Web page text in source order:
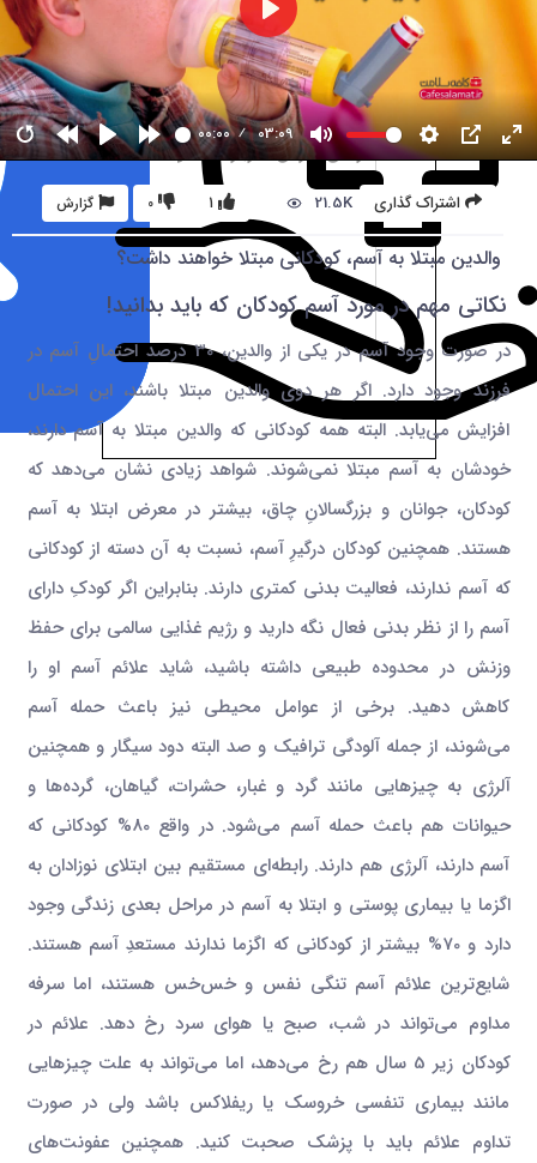
00:00 03:09
اشتراک گذاری 21.5K گزارش 0 1
والدین مبتلا به آسم، کودکانی مبتلا خواهند داشت؟
نکاتی مهم در مورد آسم کودکان که باید بدانید!
در صورت وجود آسم در یکی از والدین، 30 درصد احتمالِ آسم در
فرزند وجود دارد. اگر هر دوی والدین مبتلا باشند، این احتمال
افزایش می‌یابد. البته همه کودکانی که والدین مبتلا به آسم دارند،
خودشان به آسم مبتلا نمی‌شوند. شواهد زیادی نشان می‌دهد که
کودکان، جوانان و بزرگسالانِ چاق، بیشتر در معرض ابتلا به آسم‌
هستند. همچنین کودکان درگیرِ آسم، نسبت به آن دسته از کودکانی
که آسم ندارند، فعالیت بدنی کمتری دارند. بنابراین اگر کودکِ دارای
آسم را از نظر بدنی فعال نگه دارید و رژیم غذایی سالمی برای حفظ
وزنش در محدوده طبیعی داشته باشید، شاید علائم آسم او را
کاهش دهید. برخی از عوامل محیطی نیز باعث حمله آسم
می‌شوند، از جمله آلودگی ترافیک و صد البته دود سیگار و همچنین
آلرژی به چیزهایی مانند گرد و غبار، حشرات، گیاهان، گرده‌ها و
حیوانات هم باعث حمله آسم می‌شود. در واقع 80% کودکانی که
آسم دارند، آلرژی هم دارند. رابطه‌ای مستقیم بین ابتلای نوزادان به
اگزما یا بیماری پوستی و ابتلا به آسم در مراحل بعدی زندگی وجود
دارد و 70% بیشتر از کودکانی که اگزما ندارند مستعدِ آسم هستند.
شایع‌ترین علائم آسم‌ تنگی نفس و خس‌خس هستند، اما سرفه
مداوم می‌تواند در شب، صبح یا هوای سرد رخ دهد. علائم در
کودکان زیر 5 سال هم رخ می‌دهد، اما می‌تواند به علت چیزهایی
مانند بیماری تنفسی خروسک یا ریفلاکس باشد ولی در صورت
تداوم علائم باید با پزشک صحبت کنید. همچنین عفونت‌های